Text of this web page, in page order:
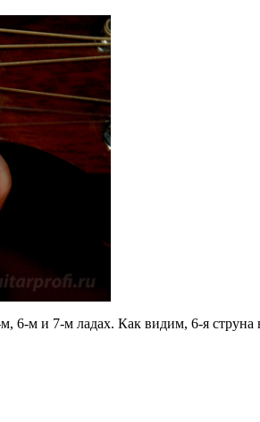
6-м и 7-м ладах. Как видим, 6-я